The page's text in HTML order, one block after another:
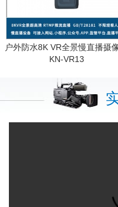
户外防水8K VR全景慢直播摄
KN-VR13